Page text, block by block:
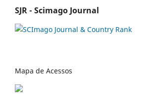
SJR - Scimago Journal
Mapa de Acessos